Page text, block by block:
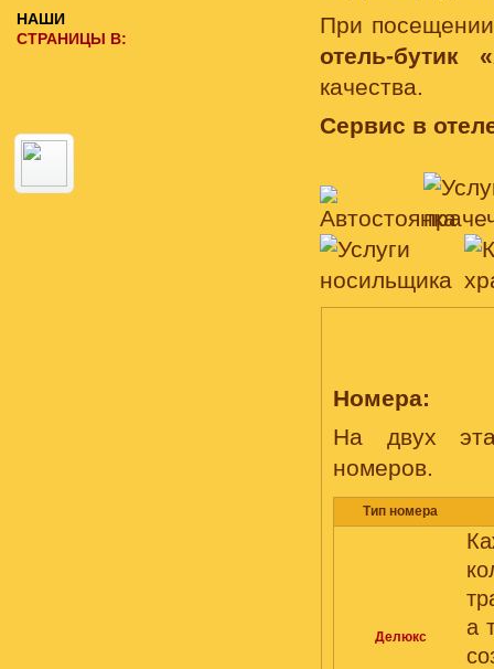
При
отель-бутик
качества.
Сервис в
Номера:
На двух
номеров.
Тип номера
Делюкс
а
НАШИ
СТРАНИЦЫ В: